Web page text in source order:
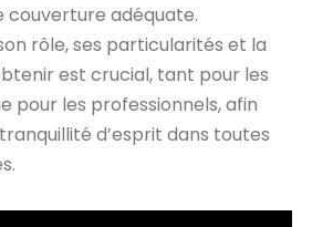
couverture adéquate.
rôle, ses particularités et la
est crucial, tant pour les
pour les professionnels, afin
d’esprit dans toutes